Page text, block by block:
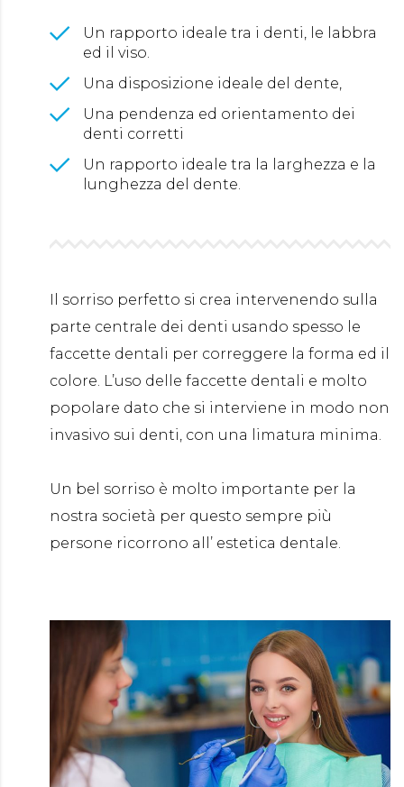
Un rapporto ideale tra i denti, le labbra
ed il viso.
Una disposizione ideale del dente,
Una pendenza ed orientamento dei
denti corretti
Un rapporto ideale tra la larghezza e la
lunghezza del dente.
Il sorriso perfetto si crea intervenendo sulla
parte centrale dei denti usando spesso le
faccette dentali per correggere la forma ed il
colore. L’uso delle faccette dentali e molto
popolare dato che si interviene in modo non
invasivo sui denti, con una limatura minima.
Un bel sorriso è molto importante per la
nostra società per questo sempre più
persone ricorrono all’ estetica dentale.